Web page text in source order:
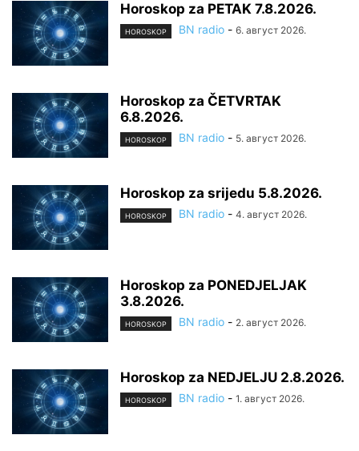
Horoskop za PETAK 7.8.2026.
HOROSKOP BN radio - 6. август 2026.
Horoskop za ČETVRTAK
6.8.2026.
HOROSKOP BN radio - 5. август 2026.
Horoskop za srijedu 5.8.2026.
HOROSKOP BN radio - 4. август 2026.
Horoskop za PONEDJELJAK
3.8.2026.
HOROSKOP BN radio - 2. август 2026.
Horoskop za NEDJELJU 2.8.2026.
HOROSKOP BN radio - 1. август 2026.